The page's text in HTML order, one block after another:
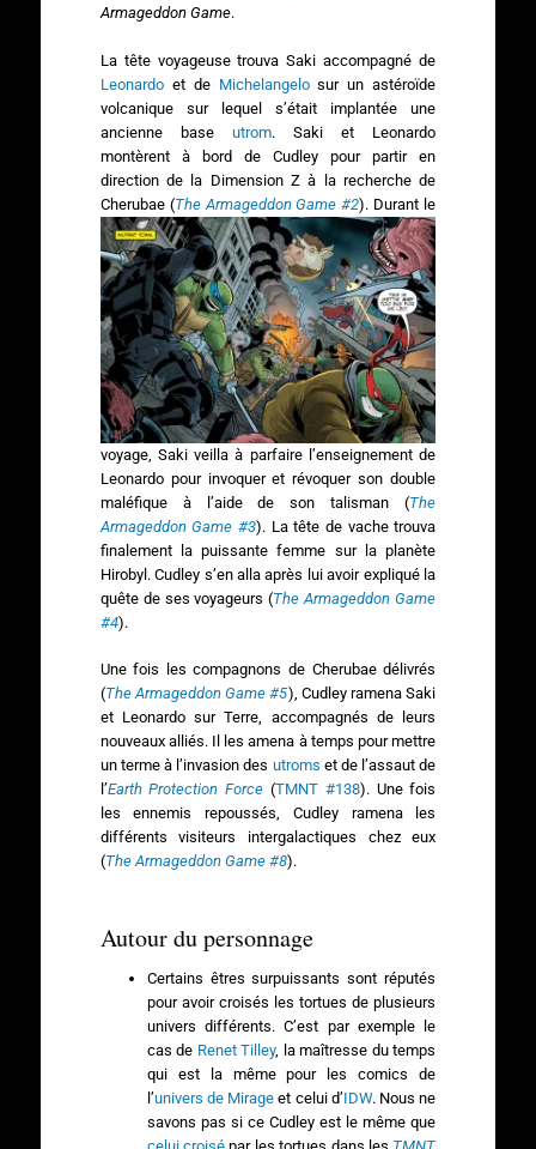
Armageddon Game.
La tête voyageuse trouva Saki accompagné de
Leonardoet de Michelangelosur un astéroïde
volcanique sur lequel s’était implantée une
ancienne base utrom. Saki et Leonardo
montèrent à bord de Cudley pour partir en
direction de la Dimension Z à la recherche de
Cherubae (The Armageddon Game #2). Durant le
voyage, Saki veilla à parfaire l’enseignement de
Leonardo pour invoquer et révoquer son double
maléfique à l’aide de son talisman (The
Armageddon Game #3). La tête de vache trouva
finalement la puissante femme sur la planète
Hirobyl. Cudley s’en alla après lui avoir expliqué la
quête de ses voyageurs (The Armageddon Game
#4).
Une fois les compagnons de Cherubae délivrés
(The Armageddon Game #5), Cudley ramena Saki
et Leonardo sur Terre, accompagnés de leurs
nouveaux alliés. Il les amena à temps pour mettre
un terme à l’invasion des utroms et de l’assaut de
l’Earth Protection Force (TMNT #138). Une fois
les ennemis repoussés, Cudley ramena les
différents visiteurs intergalactiques chez eux
(The Armageddon Game #8).
Autour du personnage
Certains êtres surpuissants sont réputés
pour avoir croisés les tortues de plusieurs
univers différents. C’est par exemple le
cas de Renet Tilley, la maîtresse du temps
qui est la même pour les comics de
l’univers de Mirage et celui d’IDW. Nous ne
savons pas si ce Cudley est le même que